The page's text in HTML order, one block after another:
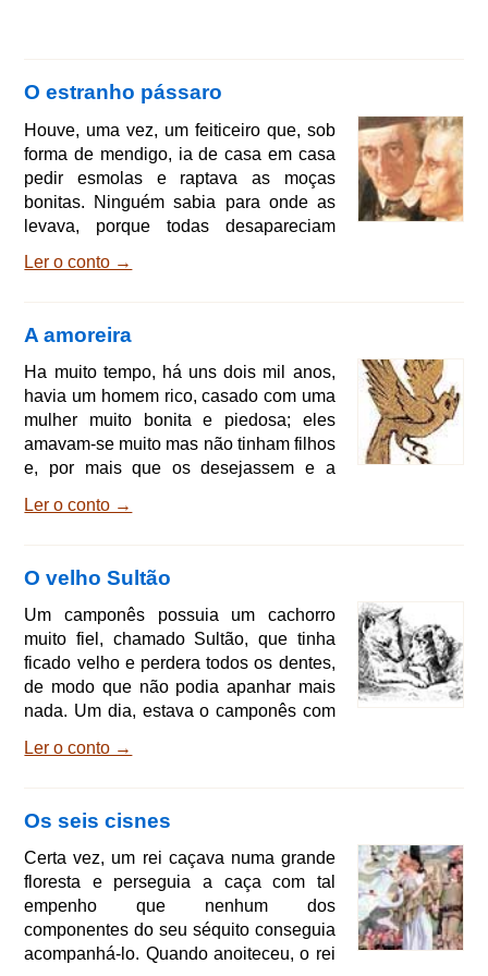
O estranho pássaro
Houve, uma vez, um feiticeiro que, sob
forma de mendigo, ia de casa em casa
pedir esmolas e raptava as moças
bonitas. Ninguém sabia para onde as
levava, porque todas desapareciam
apresentou-se à porta de um homem
maltrapilho, com um saco às costas,
como se fosse para guardar o que
recebia. Pediu a caridade de um pouco
de comida e, quando a filha mais velha
chegou à porta para dar-lhe um pedaço
de
Ler o conto →
A amoreira
Ha muito tempo, há uns dois mil anos,
havia um homem rico, casado com uma
mulher muito bonita e piedosa; eles
amavam-se muito mas não tinham filhos
e, por mais que os desejassem e a
não apareciam. A frente da casa havia
descascando uma maçã e,
inadvertidamente, cortou o dedo; o
sangue, escorrendo, caiu na neve. - Ah,
- disse a mulher com profundo suspiro,
olhando tristonha para aquele
Ler o conto →
O velho Sultão
Um camponês possuia um cachorro
muito fiel, chamado Sultão, que tinha
ficado velho e perdera todos os dentes,
de modo que não podia apanhar mais
nada. Um dia, estava o camponês com
Amanhã vou matar o velho Sultão, pois
Ele nos serviu, honestamente, durante
muitos anos! Bem poderiamos sustentá-
lo caridosamente. - Qual o quê, - volveu
o homem; - tu estás louca! não tem mais
um dente
Ler o conto →
Os seis cisnes
Certa vez, um rei caçava numa grande
floresta e perseguia a caça com tal
empenho que nenhum dos
componentes do seu séquito conseguia
acompanhá-lo. Quando anoiteceu, o rei